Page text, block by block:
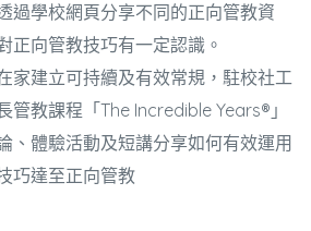
過學校網頁分享不同的正向管教資
正向管教技巧有一定認識。
家建立可持續及有效常規，駐校社工
管教課程「The Incredible Years®」
、體驗活動及短講分享如何有效運用
巧達至正向管教